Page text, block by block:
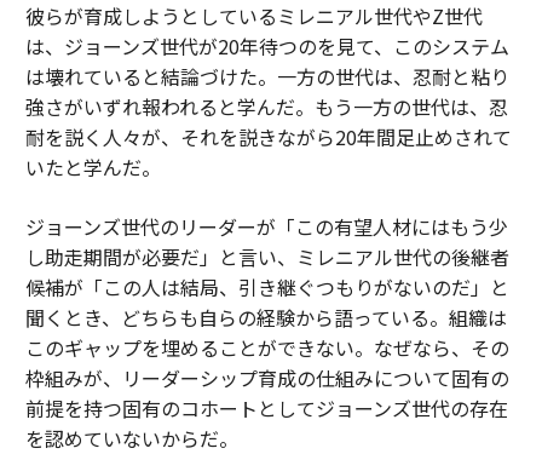
彼らが育成しようとしているミレニアル世代やZ世代
は、ジョーンズ世代が20年待つのを見て、このシステム
は壊れていると結論づけた。一方の世代は、忍耐と粘り
強さがいずれ報われると学んだ。もう一方の世代は、忍
耐を説く人々が、それを説きながら20年間足止めされて
いたと学んだ。
ジョーンズ世代のリーダーが「この有望人材にはもう少
し助走期間が必要だ」と言い、ミレニアル世代の後継者
候補が「この人は結局、引き継ぐつもりがないのだ」と
聞くとき、どちらも自らの経験から語っている。組織は
このギャップを埋めることができない。なぜなら、その
枠組みが、リーダーシップ育成の仕組みについて固有の
前提を持つ固有のコホートとしてジョーンズ世代の存在
を認めていないからだ。